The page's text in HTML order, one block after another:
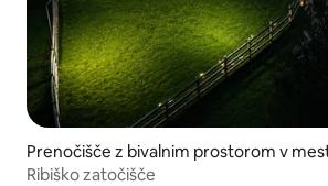
Prenočišče z bivalnim prostorom v
Ribiško zatočišče